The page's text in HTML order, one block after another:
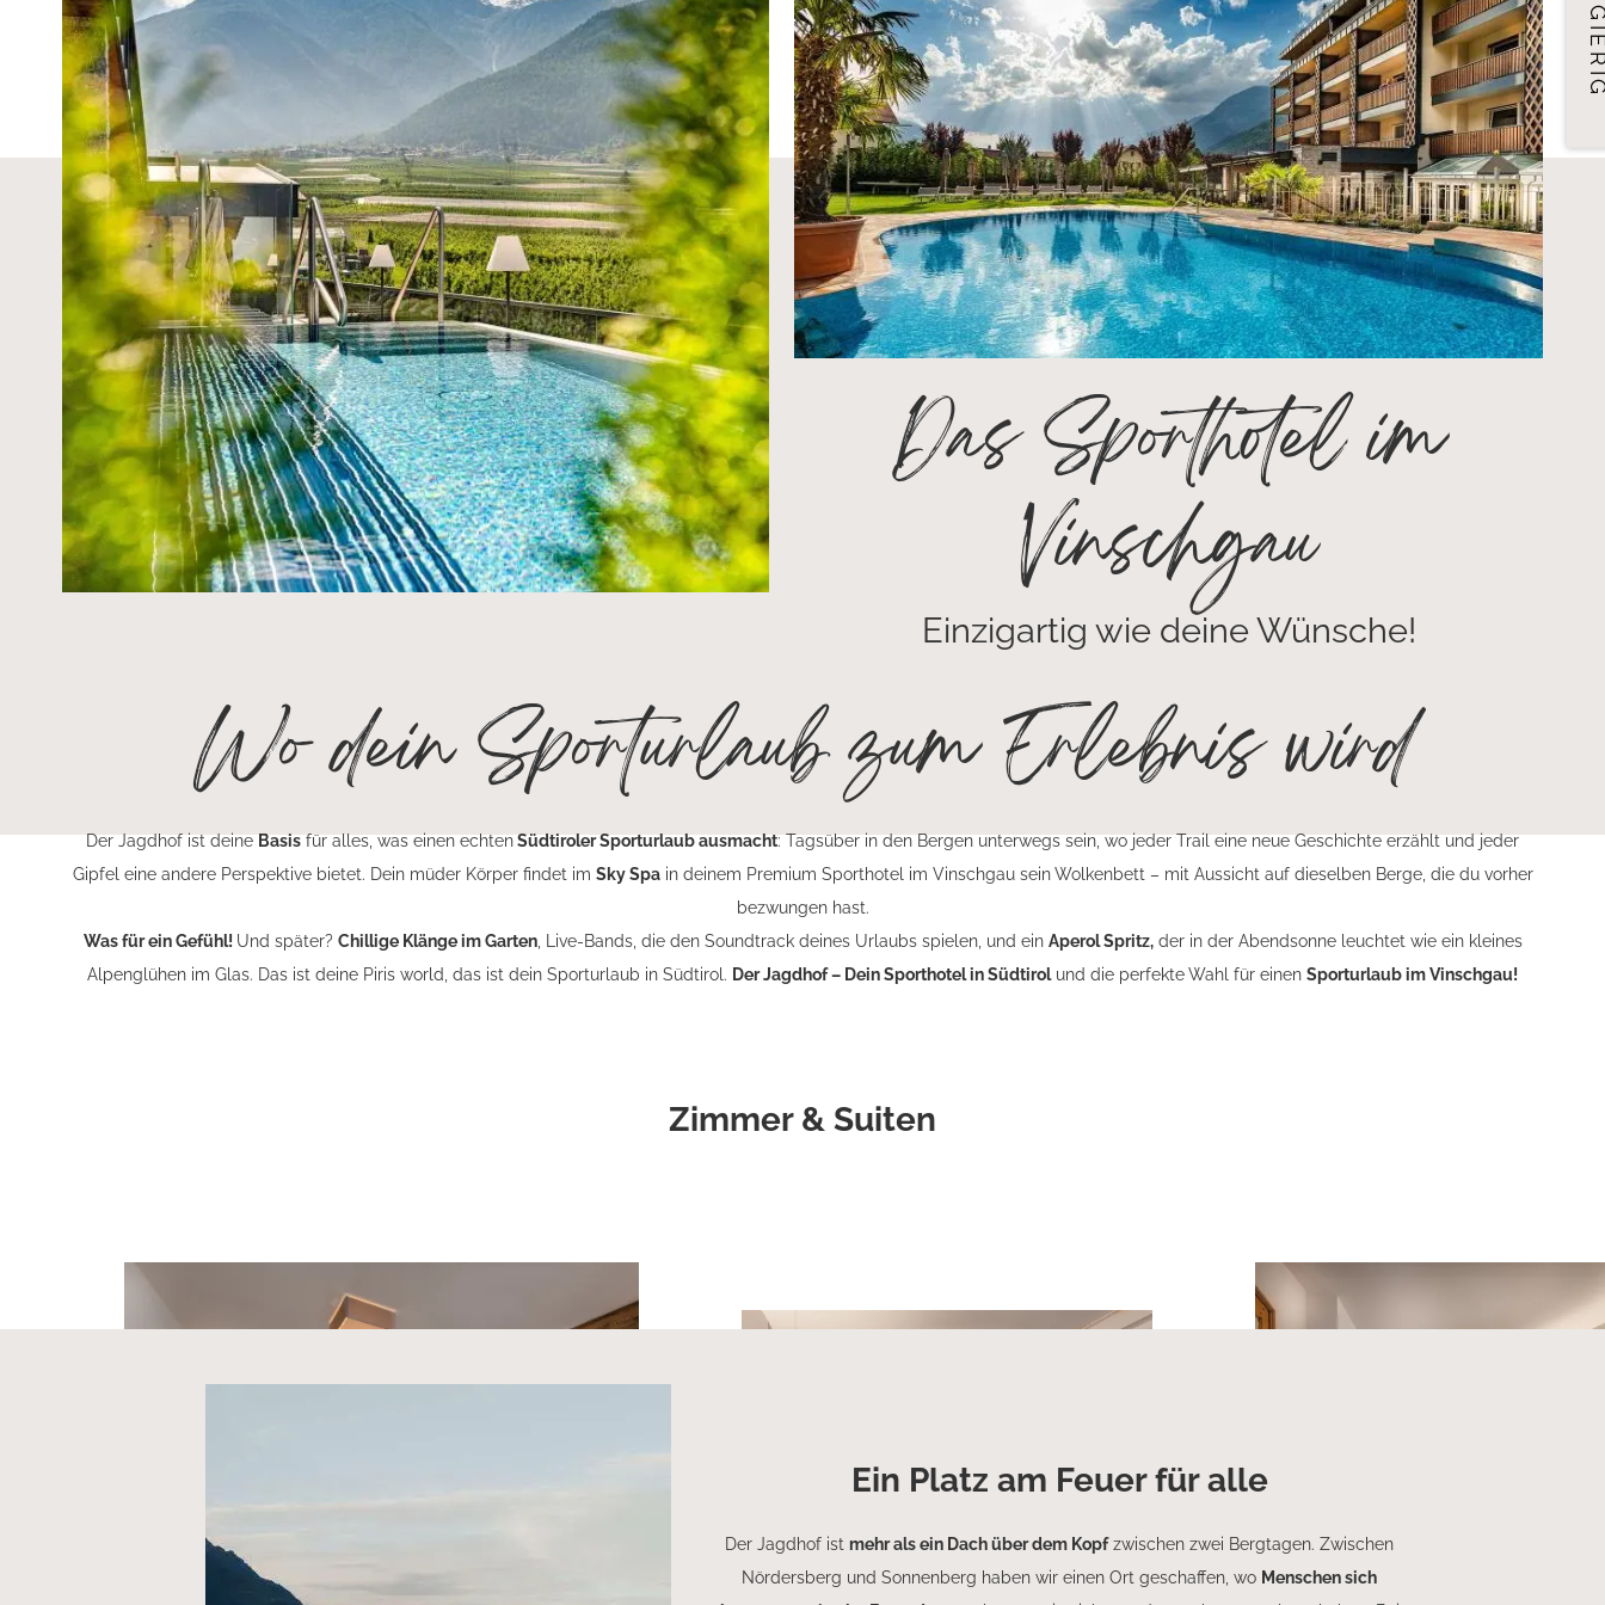
Das Sporthotel im
Vinschgau
Einzigartig wie deine Wünsche!
Wo dein Sporturlaub zum Erlebnis wird
Der Jagdhof ist deineBasisfür alles, was einen echtenSüdtiroler Sporturlaub ausmacht: Tagsüber in den Bergen unterwegs sein, wo jeder Trail eine neue Geschichte erzählt und jeder
Gipfel eine andere Perspektive bietet. Dein müder Körper findet im Sky Spain deinem Premium Sporthotel im Vinschgau sein Wolkenbett – mit Aussicht auf dieselben Berge, die du vorher
bezwungen hast.
Was für ein Gefühl! Und später? Chillige Klänge im Garten, Live-Bands, die den Soundtrack deines Urlaubs spielen, und ein Aperol Spritz,der in der Abendsonne leuchtet wie ein kleines
Alpenglühen im Glas. Das ist deine Piris world, das ist dein Sporturlaub in Südtirol. Der Jagdhof – Dein Sporthotel in Südtirolund die perfekte Wahl für einen Sporturlaub im Vinschgau!
Zimmer & Suiten
Ein Platz am Feuer für alle
Der Jagdhof ist mehr als ein Dach über dem Kopfzwischen zwei Bergtagen. Zwischen
Nördersberg und Sonnenberg haben wir einen Ort geschaffen, wo Menschen sich